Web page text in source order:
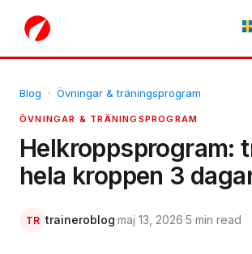
Blog · Övningar & träningsprogram
ÖVNINGAR & TRÄNINGSPROGRAM
Helkroppsprogram:
hela kroppen 3
TR traineroblog·maj 13, 2026·5 min read